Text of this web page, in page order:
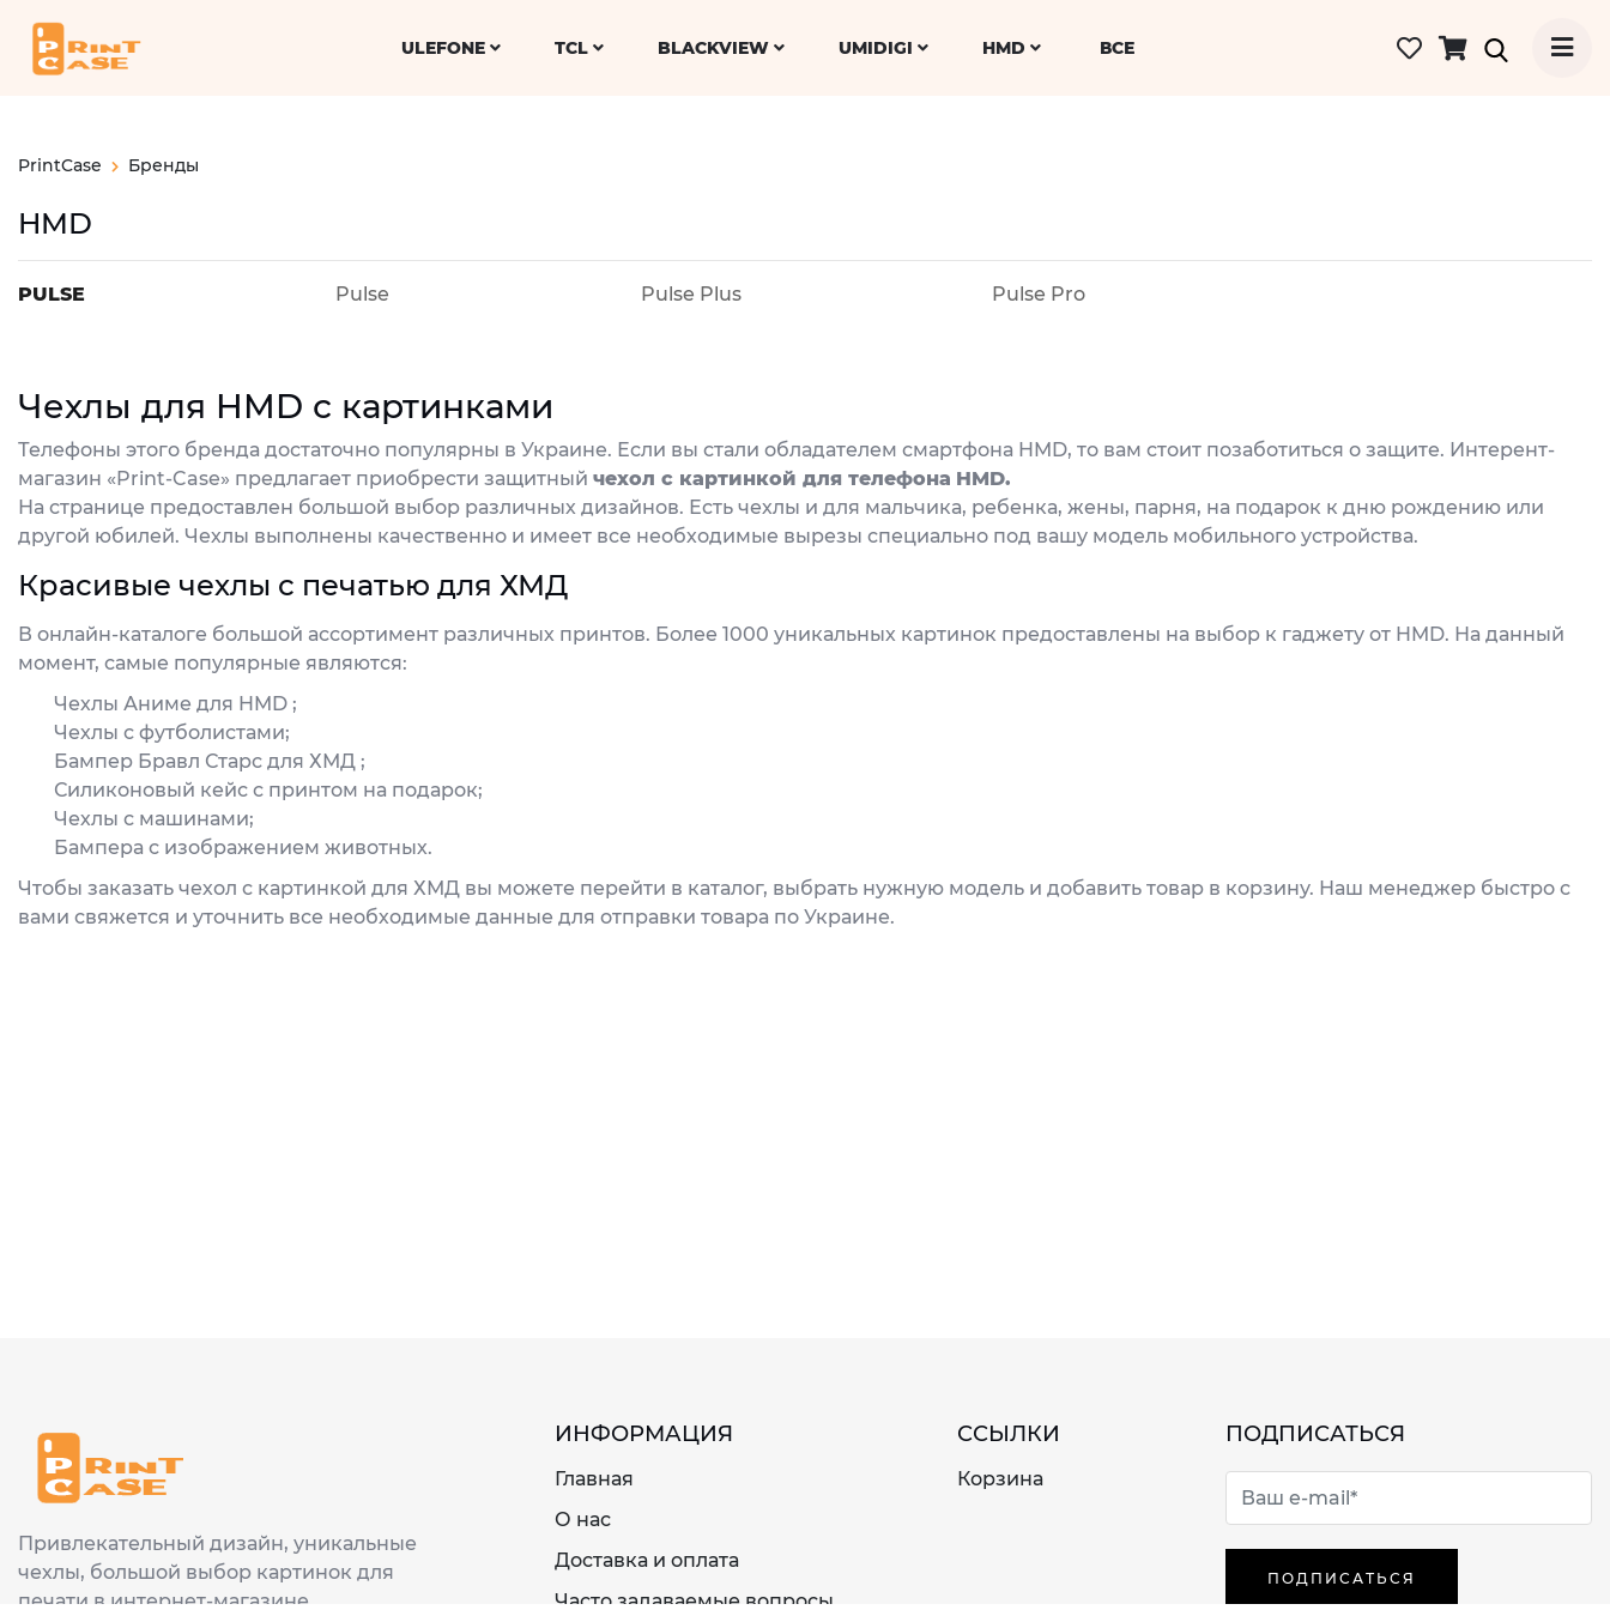
ULEFONE TCL BLACKVIEW UMIDIGI HMD ВСЕ
PrintCase Бренды
HMD
PULSE Pulse Pulse Plus Pulse Pro
Чехлы для HMD с картинками
Телефоны этого бренда достаточно популярны в Украине. Если вы стали обладателем смартфона HMD, то вам стоит позаботиться о защите. Интерент-
магазин «Print-Case» предлагает приобрести защитный чехол с картинкой для телефона HMD.
На странице предоставлен большой выбор различных дизайнов. Есть чехлы и для мальчика, ребенка, жены, парня, на подарок к дню рождению или
другой юбилей. Чехлы выполнены качественно и имеет все необходимые вырезы специально под вашу модель мобильного устройства.
Красивые чехлы с печатью для ХМД
В онлайн-каталоге большой ассортимент различных принтов. Более 1000 уникальных картинок предоставлены на выбор к гаджету от HMD. На данный
момент, самые популярные являются:
Чехлы Аниме для HMD ;
Чехлы с футболистами;
Бампер Бравл Старс для ХМД ;
Силиконовый кейс с принтом на подарок;
Чехлы с машинами;
Бампера с изображением животных.
Чтобы заказать чехол с картинкой для ХМД вы можете перейти в каталог, выбрать нужную модель и добавить товар в корзину. Наш менеджер быстро с
вами свяжется и уточнить все необходимые данные для отправки товара по Украине.
Привлекательный дизайн, уникальные
чехлы, большой выбор картинок для
печати в интернет-магазине
ИНФОРМАЦИЯ
Главная
О нас
Доставка и оплата
Часто задаваемые вопросы
ССЫЛКИ
Корзина
ПОДПИСАТЬСЯ
ПОДПИСАТЬСЯ